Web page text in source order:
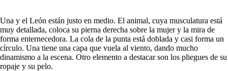
Una y el León están justo en medio. El animal, cuya musculatura está
muy detallada, coloca su pierna derecha sobre la mujer y la mira de
forma enternecedora. La cola de la punta está doblada y casi forma un
círculo. Una tiene una capa que vuela al viento, dando mucho
dinamismo a la escena. Otro elemento a destacar son los pliegues de su
ropaje y su pelo.